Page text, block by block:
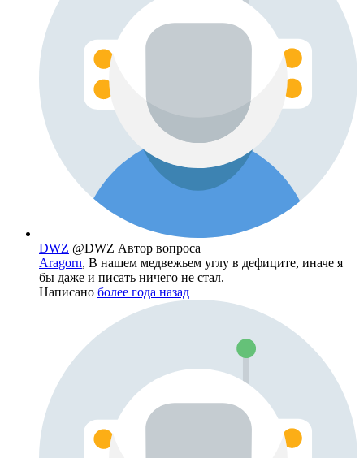
DWZ @DWZ Автор вопроса
Aragorn, В нашем медвежьем углу в дефиците, иначе я
бы даже и писать ничего не стал.
Написано более года назад